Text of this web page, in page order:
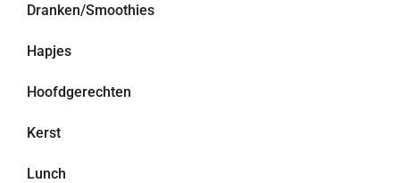
Dranken/Smoothies
Hapjes
Hoofdgerechten
Kerst
Lunch